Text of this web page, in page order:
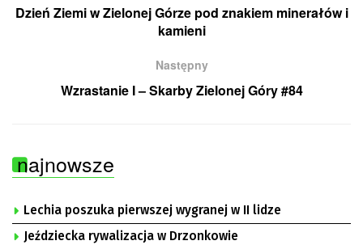
Dzień Ziemi w Zielonej Górze pod znakiem minerałów i
kamieni
Następny
Wzrastanie I – Skarby Zielonej Góry #84
najnowsze
Lechia poszuka pierwszej wygranej w II lidze
Jeździecka rywalizacja w Drzonkowie